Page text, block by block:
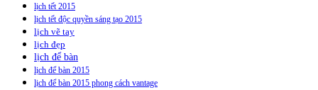
lịch tết 2015
lịch tết độc quyền sáng tạo 2015
lịch vẽ tay
lịch đẹp
lịch để bàn
lịch để bàn 2015
lịch để bàn 2015 phong cách vantage